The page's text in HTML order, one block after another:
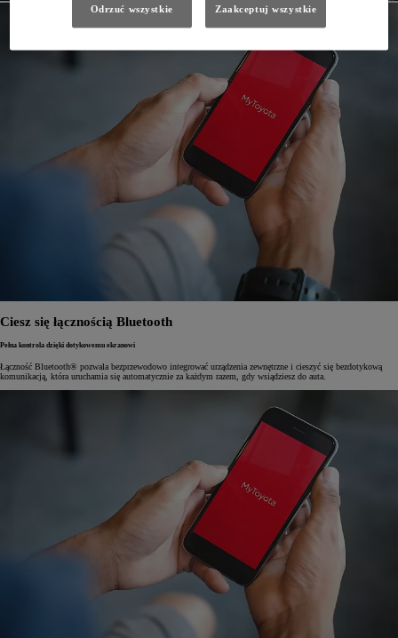
Ciesz się łącznością Bluetooth
Pełna kontrola dzięki dotykowemu ekranowi
Łączność Bluetooth® pozwala bezprzewodowo integrować urządzenia zewnętrzne i cieszyć się bezdotykową
komunikacją, która uruchamia się automatycznie za każdym razem, gdy wsiądziesz do auta.
Odrzuć wszystkie Zaakceptuj wszystkie